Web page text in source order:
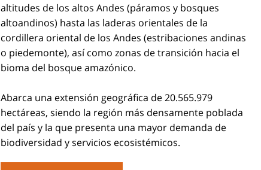
altitudes de los altos Andes (páramos y bosques
altoandinos) hasta las laderas orientales de la
cordillera oriental de los Andes (estribaciones andinas
o piedemonte), así como zonas de transición hacia el
bioma del bosque amazónico.
Abarca una extensión geográfica de 20.565.979
hectáreas, siendo la región más densamente poblada
del país y la que presenta una mayor demanda de
biodiversidad y servicios ecosistémicos.